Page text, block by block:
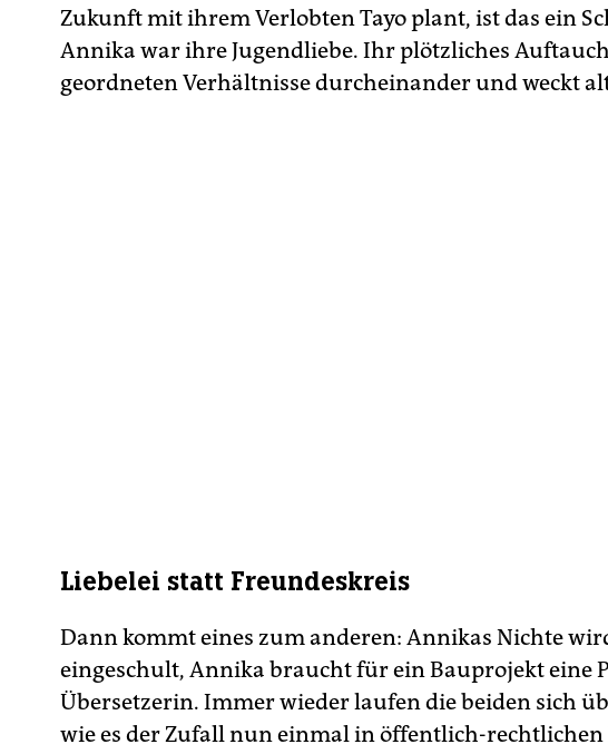
Zukunft mit ihrem Verlobten Tayo plant, ist das ein
Annika war ihre Jugendliebe. Ihr plötzliches
geordneten Verhältnisse durcheinander und weckt
Liebelei statt Freundeskreis
Dann kommt eines zum anderen: Annikas Nichte
eingeschult, Annika braucht für ein Bauprojekt eine
Übersetzerin. Immer wieder laufen die beiden sich
wie es der Zufall nun einmal in öffentlich-rechtlichen